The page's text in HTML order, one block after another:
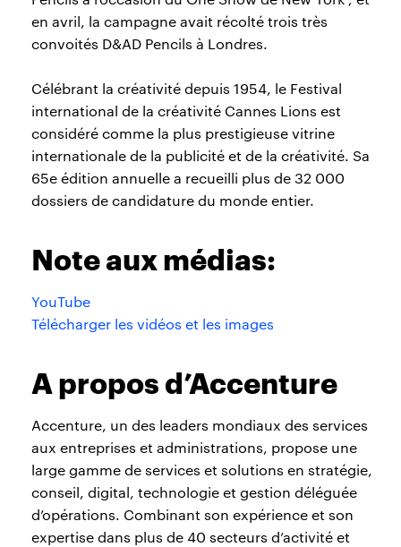
en avril, la campagne avait récolté trois très
convoités D&AD Pencils à Londres.
Célébrant la créativité depuis 1954, le Festival
international de la créativité Cannes Lions est
considéré comme la plus prestigieuse vitrine
internationale de la publicité et de la créativité. Sa
65e édition annuelle a recueilli plus de 32 000
dossiers de candidature du monde entier.
Note aux médias:
YouTube
Télécharger les vidéos et les images
A propos d’Accenture
Accenture, un des leaders mondiaux des services
aux entreprises et administrations, propose une
large gamme de services et solutions en stratégie,
conseil, digital, technologie et gestion déléguée
d’opérations. Combinant son expérience et son
expertise dans plus de 40 secteurs d’activité et